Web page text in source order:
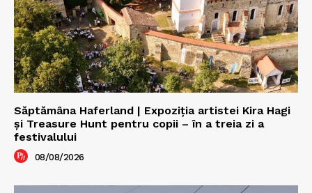
Săptămâna Haferland | Expoziţia artistei Kira Hagi
şi Treasure Hunt pentru copii – în a treia zi a
festivalului
08/08/2026